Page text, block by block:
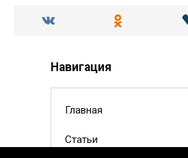
Навигация
Главная
Статьи